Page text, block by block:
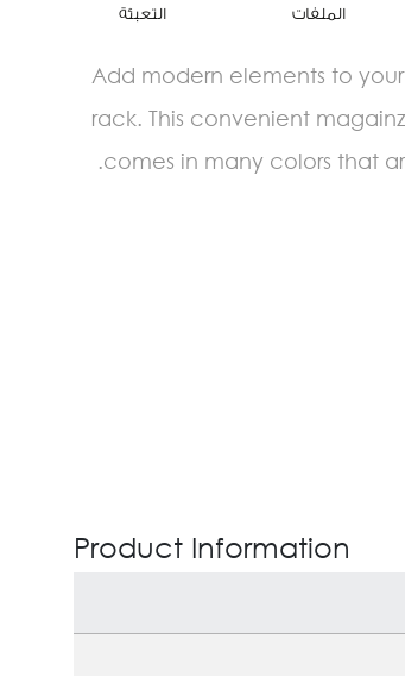
الملفات التعبئة
Add modern elements to
rack. This convenient
comes in many colors that
Product Information